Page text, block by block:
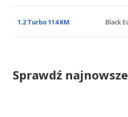
1.2 Turbo 114 KM Black
Sprawdź